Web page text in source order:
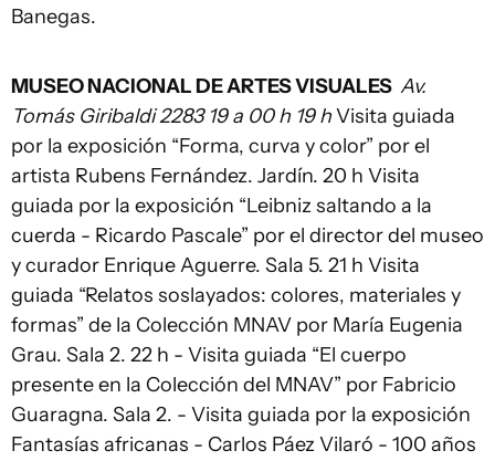
Banegas.
MUSEO NACIONAL DE ARTES VISUALES Av.
Tomás Giribaldi 2283 19 a 00 h 19 hVisita guiada
por la exposición “Forma, curva y color” por el
artista Rubens Fernández. Jardín. 20 h Visita
guiada por la exposición “Leibniz saltando a la
cuerda - Ricardo Pascale” por el director del museo
y curador Enrique Aguerre. Sala 5. 21 h Visita
guiada “Relatos soslayados: colores, materiales y
formas” de la Colección MNAV por María Eugenia
Grau. Sala 2. 22 h - Visita guiada “El cuerpo
presente en la Colección del MNAV” por Fabricio
Guaragna. Sala 2. - Visita guiada por la exposición
Fantasías africanas - Carlos Páez Vilaró - 100 años